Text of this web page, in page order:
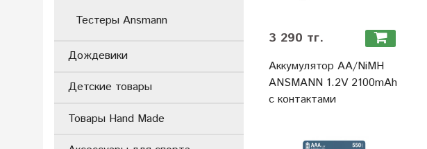
3 290 тг.
Аккумулятор АА/NiMH
ANSMANN 1.2V 2100mAh
с контактами
Тестеры Ansmann
Дождевики
Детские товары
Товары Hand Made